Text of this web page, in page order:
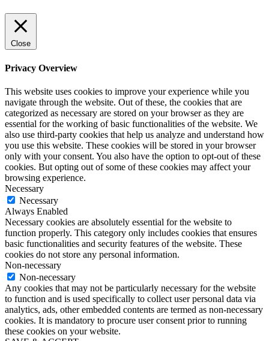
Close
Privacy Overview
This website uses cookies to improve your experience while you
navigate through the website. Out of these, the cookies that are
categorized as necessary are stored on your browser as they are
essential for the working of basic functionalities of the website. We
also use third-party cookies that help us analyze and understand how
you use this website. These cookies will be stored in your browser
only with your consent. You also have the option to opt-out of these
cookies. But opting out of some of these cookies may affect your
browsing experience.
Necessary
Necessary
Always Enabled
Necessary cookies are absolutely essential for the website to
function properly. This category only includes cookies that ensures
basic functionalities and security features of the website. These
cookies do not store any personal information.
Non-necessary
Non-necessary
Any cookies that may not be particularly necessary for the website
to function and is used specifically to collect user personal data via
analytics, ads, other embedded contents are termed as non-necessary
cookies. It is mandatory to procure user consent prior to running
these cookies on your website.